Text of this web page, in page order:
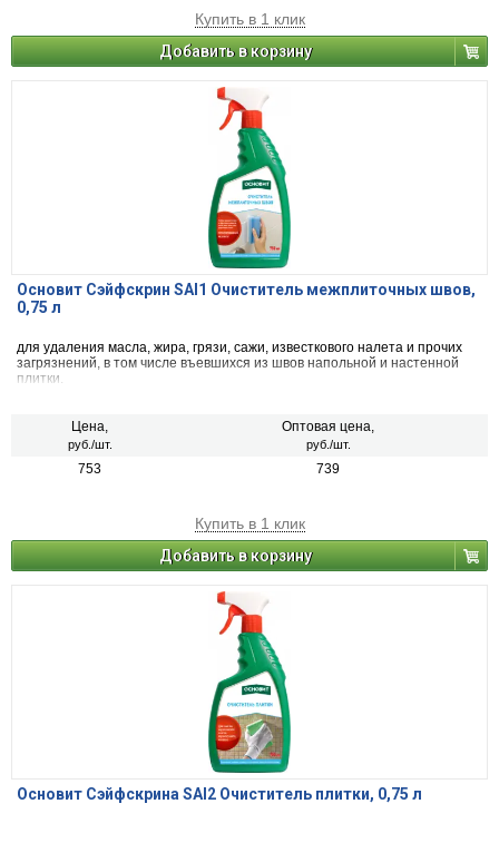
Купить в 1 клик
Добавить в корзину
Основит Сэйфскрин SAl1 Очиститель межплиточных швов,
0,75 л
для удаления масла, жира, грязи, сажи, известкового налета и прочих
загрязнений, в том числе въевшихся из швов напольной и настенной
плитки.
Цена,
руб./шт.
Оптовая цена,
руб./шт.
753 739
Купить в 1 клик
Добавить в корзину
Основит Сэйфскрина SAl2 Очиститель плитки, 0,75 л